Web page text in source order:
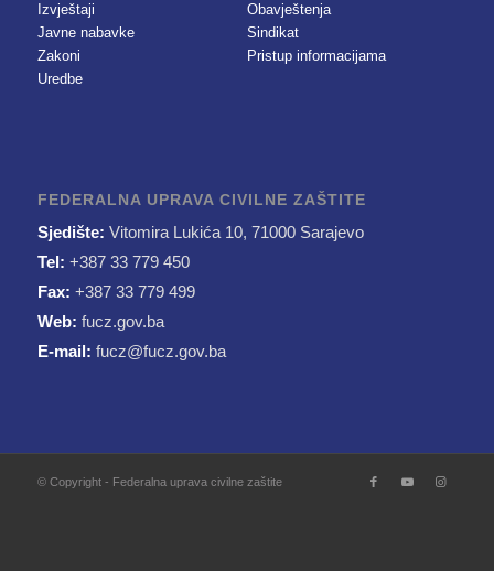
Izvještaji
Javne nabavke
Zakoni
Uredbe
Obavještenja
Sindikat
Pristup informacijama
FEDERALNA UPRAVA CIVILNE ZAŠTITE
Sjedište: Vitomira Lukića 10, 71000 Sarajevo
Tel: +387 33 779 450
Fax: +387 33 779 499
Web: fucz.gov.ba
E-mail: fucz@fucz.gov.ba
© Copyright - Federalna uprava civilne zaštite